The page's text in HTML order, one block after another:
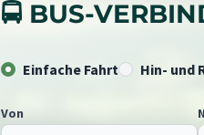
🚍 BUS-
Einfache Fahrt Hin- und
Von